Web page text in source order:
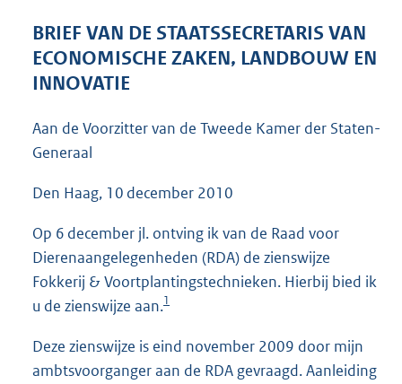
e
b
BRIEF VAN DE STAATSSECRETARIS VAN
ECONOMISCHE ZAKEN, LANDBOUW EN
INNOVATIE
Aan de Voorzitter van de Tweede Kamer der Staten-
Generaal
Den Haag, 10 december 2010
Op 6 december jl. ontving ik van de Raad voor
Dierenaangelegenheden (RDA) de zienswijze
Fokkerij & Voortplantingstechnieken. Hierbij bied ik
u de zienswijze aan.1
Deze zienswijze is eind november 2009 door mijn
ambtsvoorganger aan de RDA gevraagd. Aanleiding